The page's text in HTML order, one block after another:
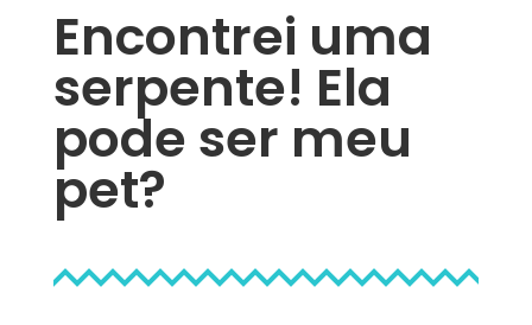
Encontrei uma
serpente! Ela
pode ser meu
pet?